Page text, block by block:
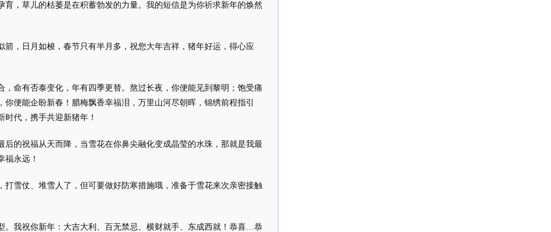
育，草儿的枯萎是在积蓄勃发的力量。我的短信是为你祈求新年的焕然
箭，日月如梭，春节只有半月多，祝您大年吉祥，猪年好运，得心应
，命有否泰变化，年有四季更替。熬过长夜，你便能见到黎明；饱受痛
便能企盼新春！腊梅飘香幸福泪，万里山河尽朝晖，锦绣前程指引
代，携手共迎新猪年！
后的祝福从天而降，当雪花在你鼻尖融化变成晶莹的水珠，那就是我最
福永远！
打雪仗、堆雪人了，但可要做好防寒措施哦，准备于雪花来次亲密接触
。我祝你新年：大吉大利、百无禁忌、横财就手、东成西就！恭喜…恭